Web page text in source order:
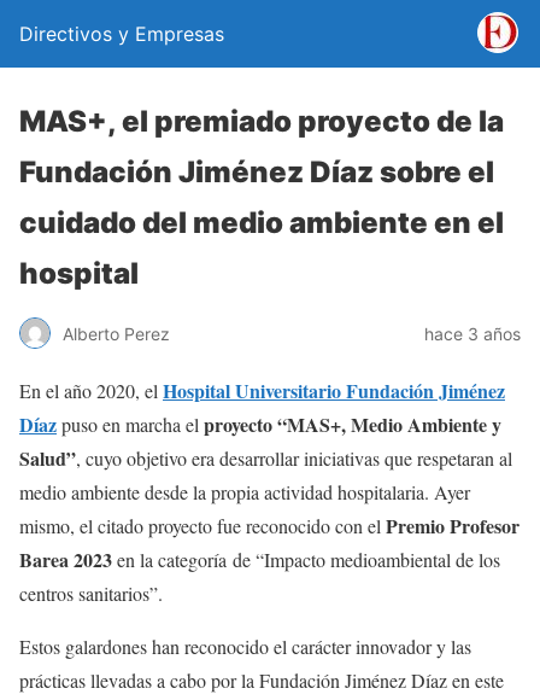
Directivos y Empresas
MAS+, el premiado proyecto de la
Fundación Jiménez Díaz sobre el
cuidado del medio ambiente en el
hospital
Alberto Perez hace 3 años
En el año 2020, el Hospital Universitario Fundación Jiménez
Díazpuso en marcha el proyecto “MAS+, Medio Ambiente y
Salud”, cuyo objetivo era desarrollar iniciativas que respetaran al
medio ambiente desde la propia actividad hospitalaria. Ayer
mismo, el citado proyecto fue reconocido con el Premio Profesor
Barea 2023en la categoría de “Impacto medioambiental de los
centros sanitarios”.
Estos galardones han reconocido el carácter innovador y las
prácticas llevadas a cabo por la Fundación Jiménez Díaz en este